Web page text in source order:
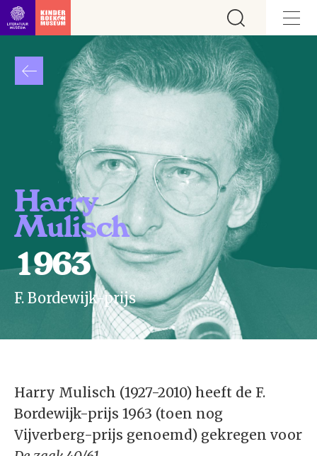
Ga direct naar inhoud
Harry
Mulisch
1963
F. Bordewijk-prijs
Harry Mulisch (1927-2010) heeft de F.
Bordewijk-prijs 1963 (toen nog
Vijverberg-prijs genoemd) gekregen voor